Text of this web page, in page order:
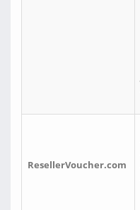
ResellerVoucher.com